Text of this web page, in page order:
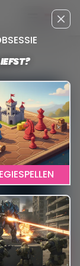
Hoofdmenu
GAME OF THRONES: WINTER IS COMING